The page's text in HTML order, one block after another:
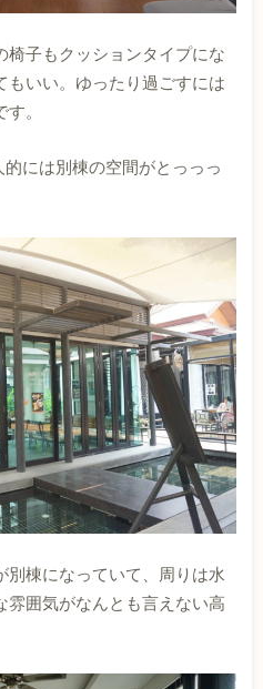
椅子もクッションタイプにな
もいい。ゆったり過ごすには
。
には別棟の空間がとっっっ
別棟になっていて、周りは水
雰囲気がなんとも言えない高